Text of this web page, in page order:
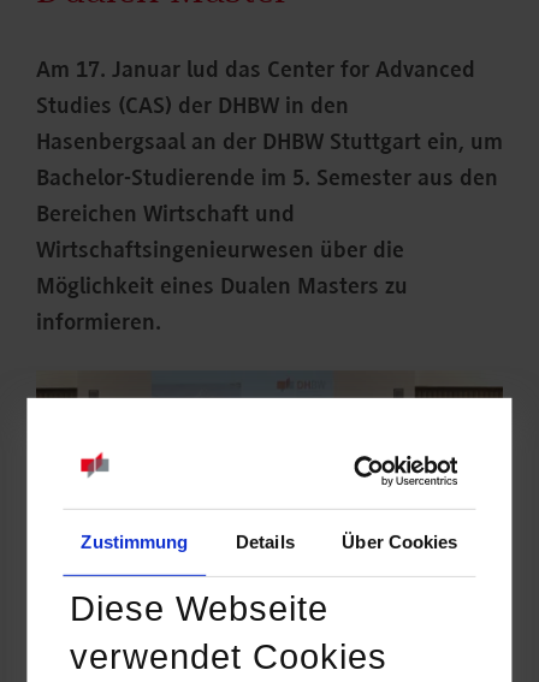
Zustimmung Details Über Cookies
Diese Webseite
verwendet Cookies
Am 17. Januar lud das Center for Advanced
Studies (CAS) der DHBW in den
Hasenbergsaal an der DHBW Stuttgart ein, um
Bachelor-Studierende im 5. Semester aus den
Bereichen Wirtschaft und
Wirtschaftsingenieurwesen über die
Möglichkeit eines Dualen Masters zu
informieren.